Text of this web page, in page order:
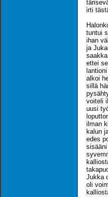
irti
tuntui
ihan
ja
ettei
alkoi
sillä
voiteli
uusi
ilman
kalun
edes
Jukka
oli